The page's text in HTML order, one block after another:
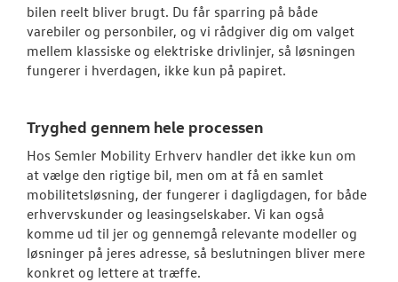
bilen reelt bliver brugt. Du får sparring på både
varebiler og personbiler, og vi rådgiver dig om valget
mellem klassiske og elektriske drivlinjer, så løsningen
fungerer i hverdagen, ikke kun på papiret.
Tryghed gennem hele processen
Hos Semler Mobility Erhverv handler det ikke kun om
at vælge den rigtige bil, men om at få en samlet
mobilitetsløsning, der fungerer i dagligdagen, for både
erhvervskunder og leasingselskaber. Vi kan også
komme ud til jer og gennemgå relevante modeller og
løsninger på jeres adresse, så beslutningen bliver mere
konkret og lettere at træffe.